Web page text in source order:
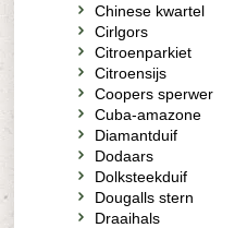
Chinese kwartel
Cirlgors
Citroenparkiet
Citroensijs
Coopers sperwer
Cuba-amazone
Diamantduif
Dodaars
Dolksteekduif
Dougalls stern
Draaihals